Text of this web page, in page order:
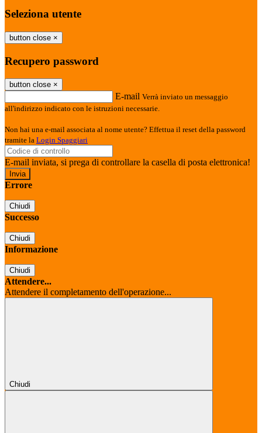
Seleziona utente
button close ×
Recupero password
button close ×
E-mail Verrà inviato un messaggio
all'indirizzo indicato con le istruzioni necessarie.
Non hai una e-mail associata al nome utente? Effettua il reset della password
tramite la Login Spaggiari
E-mail inviata, si prega di controllare la casella di posta elettronica!
Errore
Chiudi
Successo
Chiudi
Informazione
Chiudi
Attendere...
Attendere il completamento dell'operazione...
Chiudi